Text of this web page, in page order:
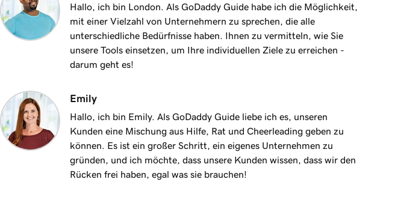
Hallo, ich bin London. Als GoDaddy Guide habe ich die Möglichkeit,
mit einer Vielzahl von Unternehmern zu sprechen, die alle
unterschiedliche Bedürfnisse haben. Ihnen zu vermitteln, wie Sie
unsere Tools einsetzen, um Ihre individuellen Ziele zu erreichen -
darum geht es!
Emily
Hallo, ich bin Emily. Als GoDaddy Guide liebe ich es, unseren
Kunden eine Mischung aus Hilfe, Rat und Cheerleading geben zu
können. Es ist ein großer Schritt, ein eigenes Unternehmen zu
gründen, und ich möchte, dass unsere Kunden wissen, dass wir den
Rücken frei haben, egal was sie brauchen!